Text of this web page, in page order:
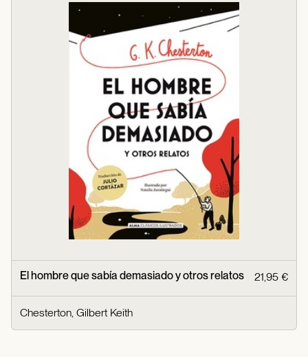
El hombre que sabía demasiado y otros relatos 21,95 €
Chesterton, Gilbert Keith